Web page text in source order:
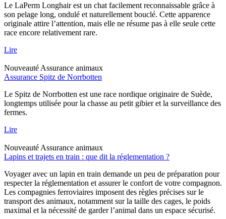
Le LaPerm Longhair est un chat facilement reconnaissable grâce à
son pelage long, ondulé et naturellement bouclé. Cette apparence
originale attire l’attention, mais elle ne résume pas à elle seule cette
race encore relativement rare.
Lire
Nouveauté Assurance animaux
Assurance Spitz de Norrbotten
Le Spitz de Norrbotten est une race nordique originaire de Suède,
longtemps utilisée pour la chasse au petit gibier et la surveillance des
fermes.
Lire
Nouveauté Assurance animaux
Lapins et trajets en train : que dit la réglementation ?
Voyager avec un lapin en train demande un peu de préparation pour
respecter la réglementation et assurer le confort de votre compagnon.
Les compagnies ferroviaires imposent des règles précises sur le
transport des animaux, notamment sur la taille des cages, le poids
maximal et la nécessité de garder l’animal dans un espace sécurisé.